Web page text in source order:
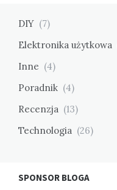
DIY (7)
Elektronika użytkowa
Inne (4)
Poradnik (4)
Recenzja (13)
Technologia (26)
SPONSOR BLOGA